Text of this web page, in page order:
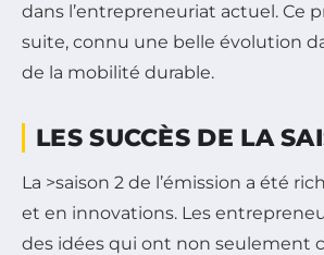
dans l’entrepreneuriat actuel. Ce
suite, connu une belle évolution
de la mobilité durable.
LES SUCCÈS DE LA
La >saison 2 de l’émission a été
et en innovations. Les
des idées qui ont non seulement